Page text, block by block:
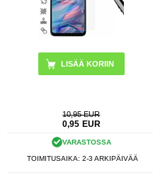
10,95 EUR
0,95 EUR
VARASTOSSA
TOIMITUSAIKA: 2-3 ARKIPÄIVÄÄ